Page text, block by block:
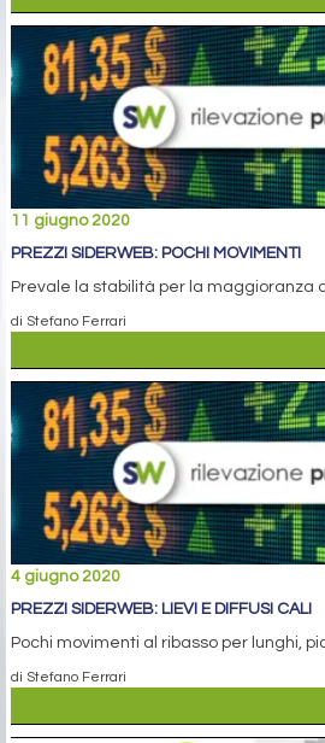
11 giugno 2020
PREZZI SIDERWEB: POCHI MOVIMENTI
Prevale la stabilità per la maggioranza
di Stefano Ferrari
4 giugno 2020
PREZZI SIDERWEB: LIEVI E DIFFUSI CALI
Pochi movimenti al ribasso per lunghi,
di Stefano Ferrari